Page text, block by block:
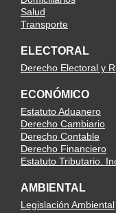
Salud
Transporte
ELECTORAL
Derecho Electoral y
ECONÓMICO
Estatuto Aduanero
Derecho Cambiario
Derecho Contable
Derecho Financiero
Estatuto Tributario.
AMBIENTAL
Legislación Ambiental